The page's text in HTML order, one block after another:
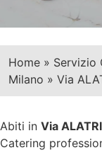
Home » Servizio
Milano » Via
Abiti in Via ALATRI
Catering